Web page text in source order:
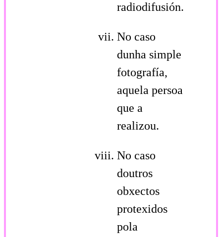
radiodifusión.
No caso
dunha simple
fotografía,
aquela persoa
que a
realizou.
No caso
doutros
obxectos
protexidos
pola